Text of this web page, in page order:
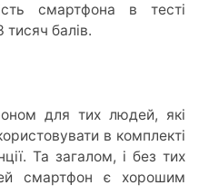
смартфона в тесті
балів.
для тих людей, які
в комплекті
Та загалом, і без тих
смартфон є хорошим